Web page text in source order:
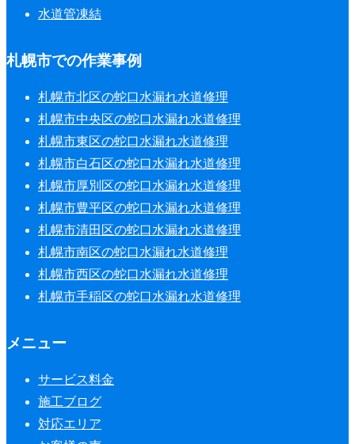
水道管凍結
札幌市での作業事例
札幌市北区の蛇口水漏れ水道修理
札幌市中央区の蛇口水漏れ水道修理
札幌市東区の蛇口水漏れ水道修理
札幌市白石区の蛇口水漏れ水道修理
札幌市厚別区の蛇口水漏れ水道修理
札幌市豊平区の蛇口水漏れ水道修理
札幌市清田区の蛇口水漏れ水道修理
札幌市南区の蛇口水漏れ水道修理
札幌市西区の蛇口水漏れ水道修理
札幌市手稲区の蛇口水漏れ水道修理
メニュー
サービス料金
施工ブログ
対応エリア